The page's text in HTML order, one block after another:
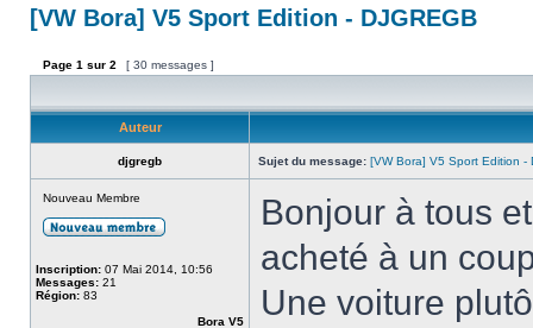
[VW Bora] V5 Sport Edition - DJGREGB
Page 1 sur 2 [ 30 messages ]
Auteur
djgregb Sujet du message: [VW Bora] V5 Sport Edition -
Nouveau Membre
Inscription: 07 Mai 2014, 10:56
Messages: 21
Région: 83
Bora V5
Bonjour à tous
acheté à un
Une voiture